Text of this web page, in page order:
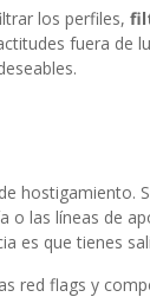
los perfiles,
fuera de
hostigamiento.
las líneas de
es que tienes
red flags y